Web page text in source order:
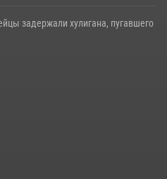
задержали хулигана, пугавшего